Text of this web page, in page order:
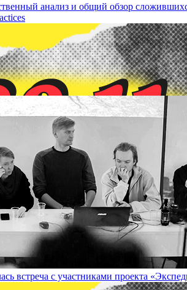
анализ и общий обзор
Толкачевой «Про девочек» /
встреча с участниками проекта